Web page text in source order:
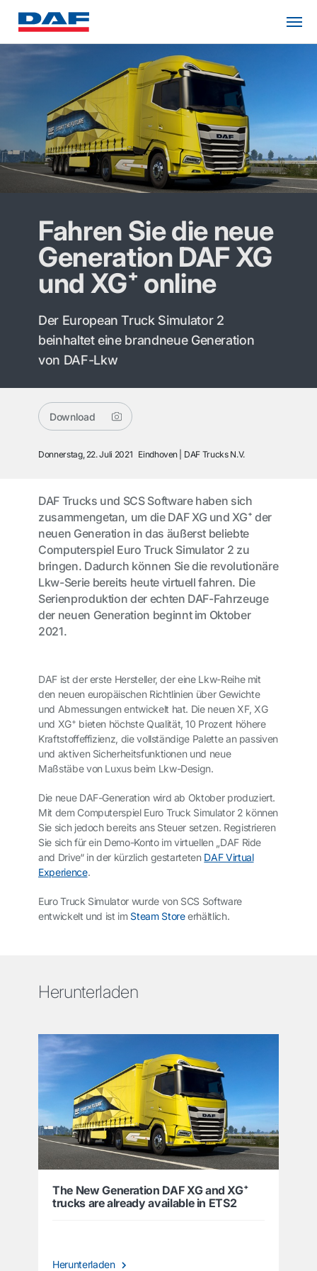
Fahren Sie die neue
Generation DAF XG
und XG⁺ online
Der European Truck Simulator 2
beinhaltet eine brandneue Generation
von DAF-Lkw
Download
Donnerstag, 22. Juli 2021 Eindhoven DAF Trucks N.V.
DAF Trucks und SCS Software haben sich
zusammengetan, um die DAF XG und XG⁺ der
neuen Generation in das äußerst beliebte
Computerspiel Euro Truck Simulator 2 zu
bringen. Dadurch können Sie die revolutionäre
Lkw-Serie bereits heute virtuell fahren. Die
Serienproduktion der echten DAF-Fahrzeuge
der neuen Generation beginnt im Oktober
2021.
DAF ist der erste Hersteller, der eine Lkw-Reihe mit
den neuen europäischen Richtlinien über Gewichte
und Abmessungen entwickelt hat. Die neuen XF, XG
und XG+ bieten höchste Qualität, 10 Prozent höhere
Kraftstoffeffizienz, die vollständige Palette an passiven
und aktiven Sicherheitsfunktionen und neue
Maßstäbe von Luxus beim Lkw-Design.
Die neue DAF-Generation wird ab Oktober produziert.
Mit dem Computerspiel Euro Truck Simulator 2 können
Sie sich jedoch bereits ans Steuer setzen. Registrieren
Sie sich für ein Demo-Konto im virtuellen „DAF Ride
and Drive“ in der kürzlich gestarteten DAF Virtual
Experience.
Euro Truck Simulator wurde von SCS Software
entwickelt und ist im Steam Storeerhältlich.
Herunterladen
The New Generation DAF XG and XG⁺
trucks are already available in ETS2
Herunterladen